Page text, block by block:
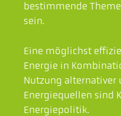
bestimmende
sein.
Eine möglichst
Energie in
Nutzung
Energiequellen sind
Energiepolitik.